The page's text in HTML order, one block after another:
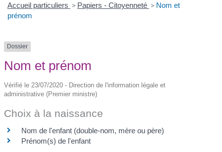
Accueil particuliers > Papiers - Citoyenneté > Nom et
prénom
Dossier
Nom et prénom
Vérifié le 23/07/2020 - Direction de l'information légale et
administrative (Premier ministre)
Choix à la naissance
Nom de l'enfant (double-nom, mère ou père)
Prénom(s) de l'enfant